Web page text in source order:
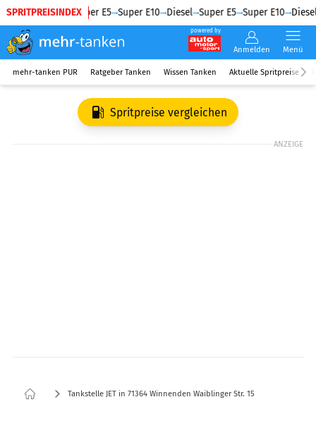
SPRITPREISINDEX
Diesel Super E5 Super E10 Diesel Super E5 Super E10 Diesel
powered by
Anmelden Menü
mehr-tanken PUR Ratgeber Tanken Wissen Tanken Aktuelle Spritpreise
Spritpreise vergleichen
ANZEIGE
Tankstelle JET in 71364 Winnenden Waiblinger Str. 15